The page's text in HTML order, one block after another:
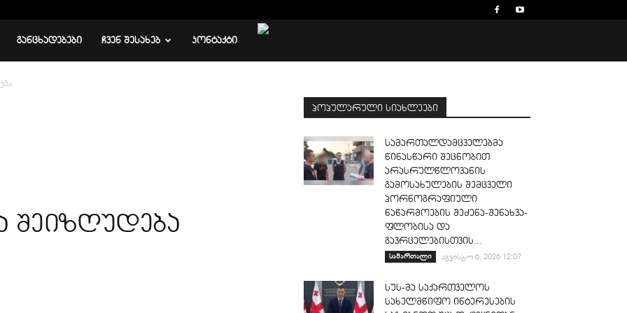
ᲒᲐᲜᲪᲮᲐᲓᲔᲑᲔᲑᲘ ᲩᲕᲔᲜ ᲨᲔᲡᲐᲮᲔᲑ ᲙᲝᲜᲢᲐᲥᲢᲘ
შეიზღუდება
პოპულარული სიახლეები
სამართალდამცველებმა
წინასწარი შეცნობით
არასრულწლოვანის
გამოსახულების შემცველი
პორნოგრაფიული
ნაწარმოების შეძენა-შენახვა-
ფლობისა და
გავრცელებისთვის...
სამართალი აგვისტო 6, 2026 12:07
სუს-მა საქართველოს
სახელმწიფო ინტერესების